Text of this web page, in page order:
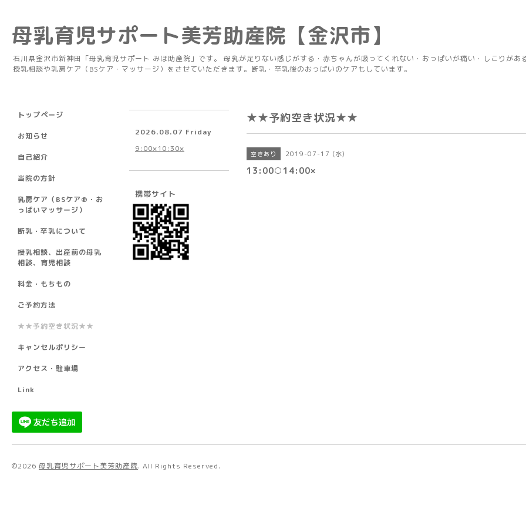
母乳育児サポート美芳助産院【金沢市】
石川県金沢市新神田「母乳育児サポート みほ助産院」です。 母乳が足りない感じがする・赤ちゃんが吸ってくれない・おっぱいが痛い・しこりがあ
授乳相談や乳房ケア（BSケア・マッサージ）をさせていただきます。断乳・卒乳後のおっぱいのケアもしています。
★★予約空き状況★★
空きあり 2019-07-17 (水)
13:00○14:00×
トップページ
お知らせ
自己紹介
当院の方針
乳房ケア（BSケア®︎・お
っぱいマッサージ）
断乳・卒乳について
授乳相談、出産前の母乳
相談、育児相談
料金・もちもの
ご予約方法
★★予約空き状況★★
キャンセルポリシー
アクセス・駐車場
Link
2026.08.07 Friday
9:00×10:30×
携帯サイト
©2026 母乳育児サポート美芳助産院. All Rights Reserved.